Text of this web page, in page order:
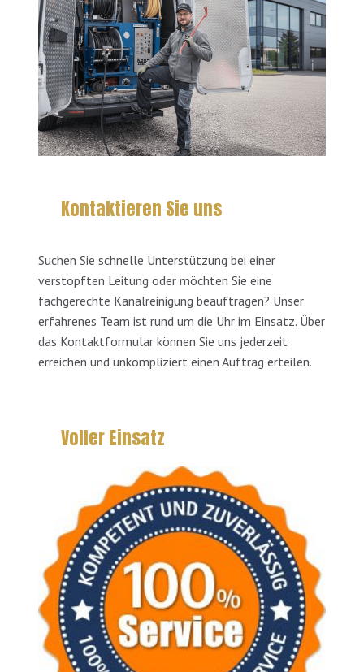
Kontaktieren Sie uns
Suchen Sie schnelle Unterstützung bei einer
verstopften Leitung oder möchten Sie eine
fachgerechte Kanalreinigung beauftragen? Unser
erfahrenes Team ist rund um die Uhr im Einsatz. Über
das Kontaktformular können Sie uns jederzeit
erreichen und unkompliziert einen Auftrag erteilen.
Voller Einsatz